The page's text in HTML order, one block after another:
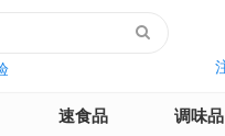
速食品 调味品